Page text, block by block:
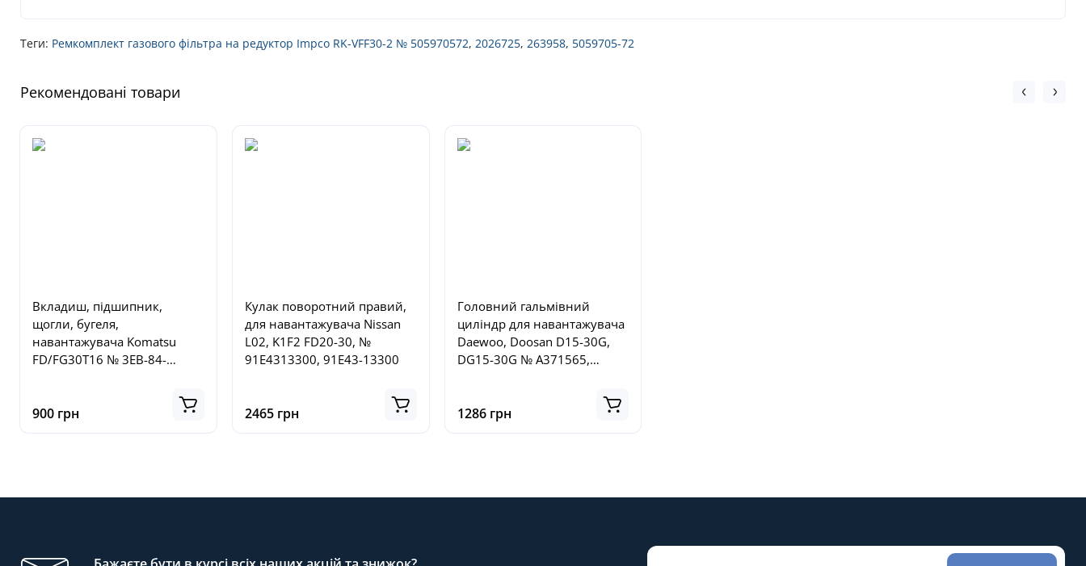
Теги: Ремкомплект газового фільтра на редуктор Impco RK-VFF30-2 № 505970572, 2026725, 263958, 5059705-72
Рекомендовані товари
Вкладиш, підшипник,
щогли, бугеля,
навантажувача Komatsu
FD/FG30T16 № 3EB-84-
900 грн
Кулак поворотний правий,
для навантажувача Nissan
L02, K1F2 FD20-30, №
91E4313300, 91E43-13300
2465 грн
Головний гальмівний
циліндр для навантажувача
Daewoo, Doosan D15-30G,
DG15-30G № A371565,
1286 грн